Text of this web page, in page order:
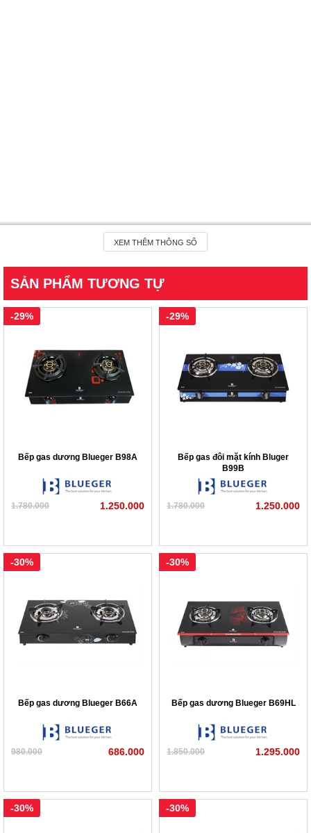
XEM THÊM THÔNG SỐ
SẢN PHẨM TƯƠNG TỰ
Bếp gas dương Blueger B98A
1.780.000
-29%
1.250.000
Bếp gas đôi mặt kính Bluger
B99B
1.780.000
-29%
1.250.000
Bếp gas dương Blueger B66A
980.000
-30%
686.000
Bếp gas dương Blueger B69HL
1.850.000
-30%
1.295.000
-30% -30%